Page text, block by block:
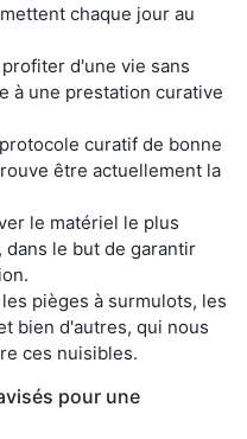
chaque jour au
d'une vie sans
à une prestation curative
curatif de bonne
être actuellement la
le matériel le plus
le but de garantir
pièges à surmulots, les
bien d'autres, qui nous
ces nuisibles.
pour une